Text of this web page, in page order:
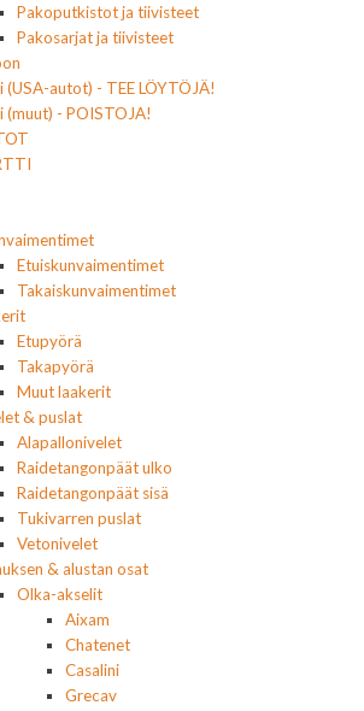
Pakoputkistot ja tiivisteet
Pakosarjat ja tiivisteet
(USA-autot) - TEE LÖYTÖJÄ!
(muut) - POISTOJA!
Etuiskunvaimentimet
Takaiskunvaimentimet
Etupyörä
Takapyörä
Muut laakerit
& puslat
Alapallonivelet
Raidetangonpäät ulko
Raidetangonpäät sisä
Tukivarren puslat
Vetonivelet
& alustan osat
Olka-akselit
Aixam
Chatenet
Casalini
Grecav